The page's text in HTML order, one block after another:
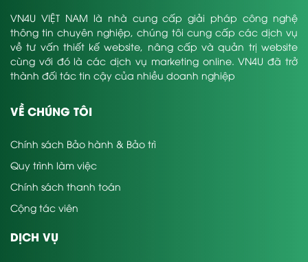
VN4U VIỆT NAM là nhà cung cấp giải pháp công nghệ
thông tin chuyên nghiệp, chúng tôi cung cấp các dịch vụ
về tư vấn thiết kế website, nâng cấp và quản trị website
cùng với đó là các dịch vụ marketing online. VN4U đã trở
thành đối tác tin cậy của nhiều doanh nghiệp
VỀ CHÚNG TÔI
Chính sách Bảo hành & Bảo trì
Quy trình làm việc
Chính sách thanh toán
Cộng tác viên
DỊCH VỤ